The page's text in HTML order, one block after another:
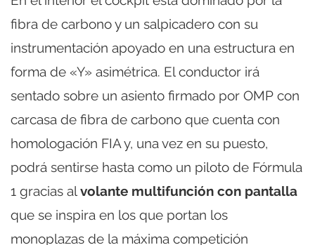
fibra de carbono y un salpicadero con su
instrumentación apoyado en una estructura en
forma de «Y» asimétrica. El conductor irá
sentado sobre un asiento firmado por OMP con
carcasa de fibra de carbono que cuenta con
homologación FIA y, una vez en su puesto,
podrá sentirse hasta como un piloto de Fórmula
1 gracias alvolante multifunción con pantalla
que se inspira en los que portan los
monoplazas de la máxima competición